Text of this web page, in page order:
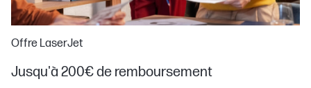
Offre LaserJet
Jusqu'à 200€ de remboursement